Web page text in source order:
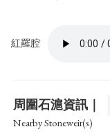
紅羅腔
周圍石滬資訊｜
Nearby Stoneweir(s)